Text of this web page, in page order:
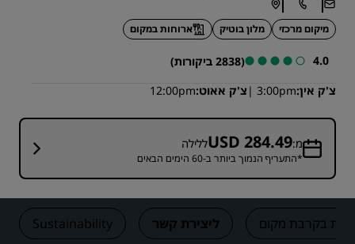
מיקום מרכזי מלון בוטיק ארוחות במקום
4.0
(2838 ביקורות)
צ'ק אין 3:00pm צ'ק אאוט 12:00pm
מ:USD 284.49ללילה
*התעריף הנמוך ביותר ב-60 הימים הבאים
בקרבת מקום ליצירת קשר Sustainability